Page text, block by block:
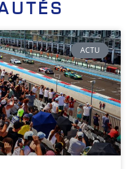
ACTU